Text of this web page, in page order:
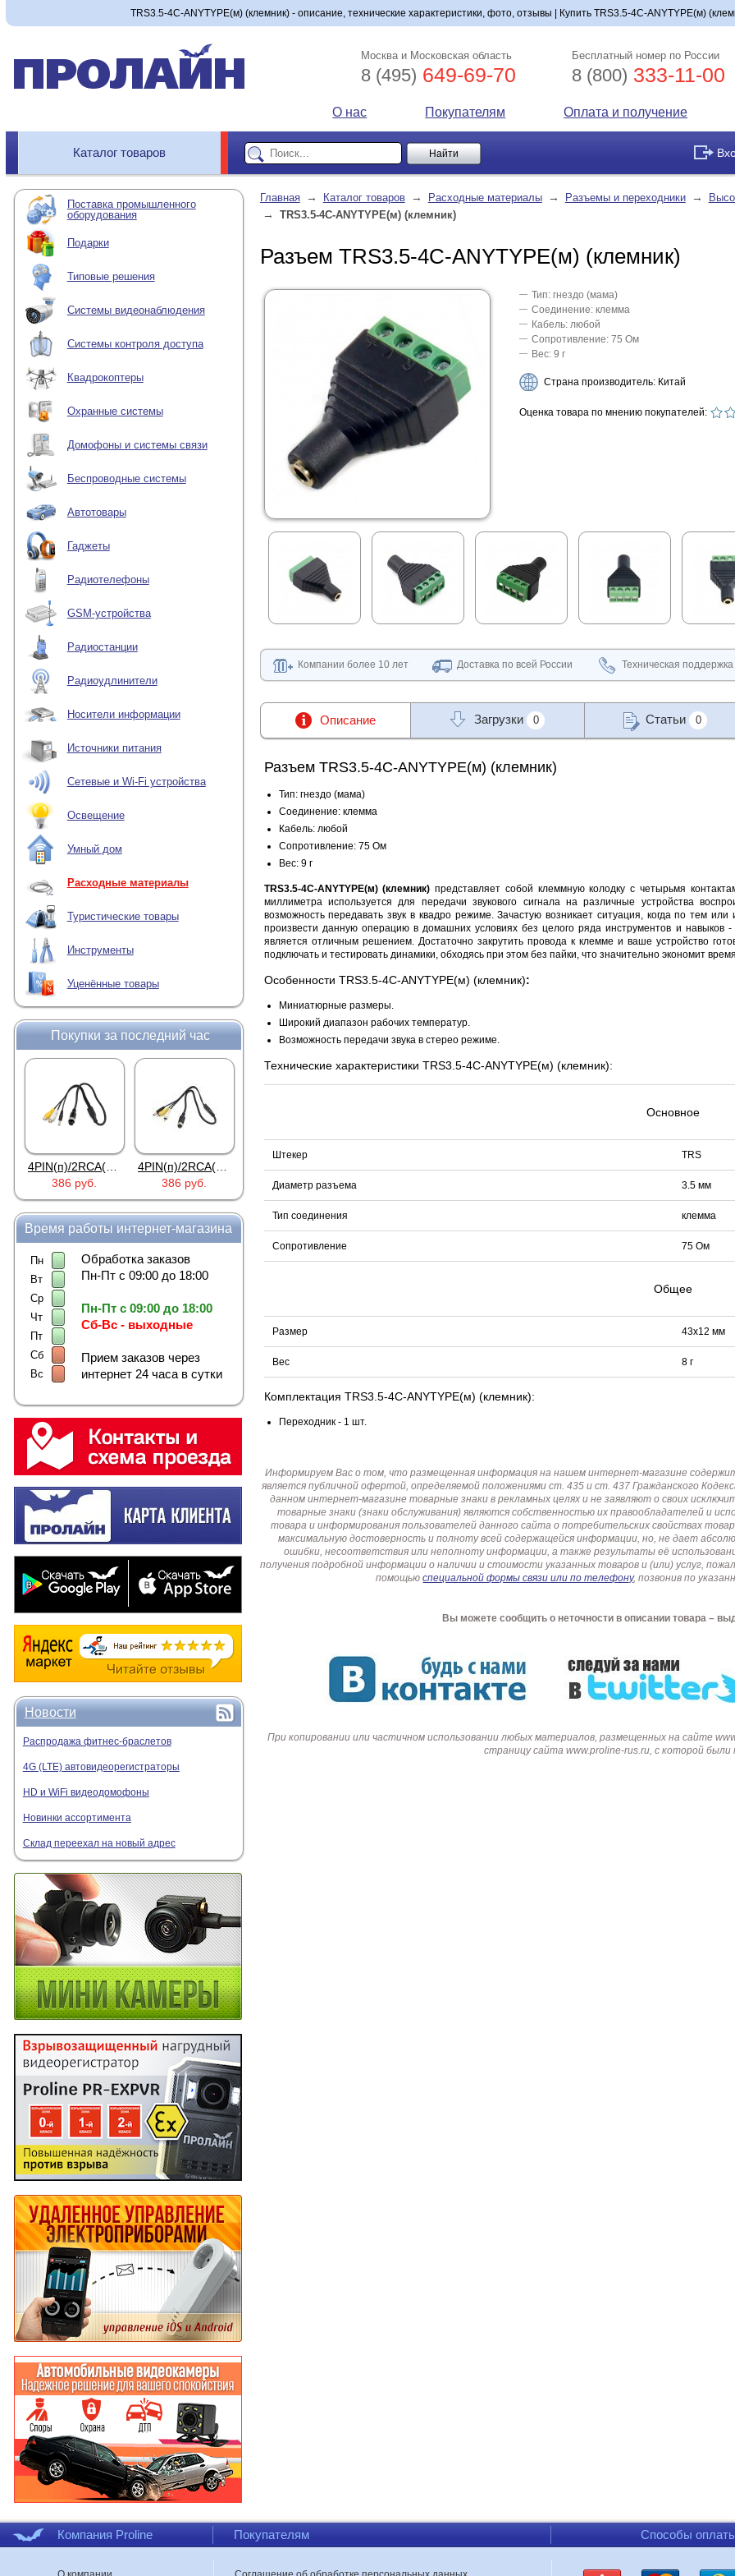
TRS3.5-4C-ANYTYPE(м) (клемник) - описание, технические характеристики, фото, отзывы | Купить TRS3.5-4C-ANYTYPE(м)
Москва и Московская область
8 (495) 649-69-70
Бесплатный номер по России
8 (800) 333-11-00
О нас Покупателям Оплата и получение
Каталог товаров
Поставка промышленного
оборудования
Подарки
Типовые решения
Системы видеонаблюдения
Системы контроля доступа
Квадрокоптеры
Охранные системы
Домофоны и системы связи
Беспроводные системы
Автотовары
Гаджеты
Радиотелефоны
GSM-устройства
Радиостанции
Радиоудлинители
Носители информации
Источники питания
Сетевые и Wi-Fi устройства
Освещение
Умный дом
Расходные материалы
Туристические товары
Инструменты
Уценённые товары
Покупки за последний час
4PIN(п)/2RCA(м)+DJK-11(п)
386 руб.
4PIN(п)/2RCA(п)+DJK-11(п)
386 руб.
97 руб.
Время работы интернет-магазина
Пн
Вт
Ср
Чт
Пт
Сб
Вс
Обработка заказов
Пн-Пт с 09:00 до 18:00
Пн-Пт с 09:00 до 18:00
Сб-Вс - выходные
Прием заказов через
интернет 24 часа в сутки
Новости
Распродажа фитнес-браслетов
4G (LTE) автовидеорегистраторы
HD и WiFi видеодомофоны
Новинки ассортимента
Склад переехал на новый адрес
Главная → Каталог товаров → Расходные материалы → Разъемы и переходники →
→ TRS3.5-4C-ANYTYPE(м) (клемник)
Разъем TRS3.5-4C-ANYTYPE(м) (клемник)
Тип: гнездо (мама)
Соединение: клемма
Кабель: любой
Сопротивление: 75 Ом
Вес: 9 г
Страна производитель: Китай
Оценка товара по мнению покупателей:
Компании более 10 лет Доставка по всей России Техническая поддержка
Описание Загрузки 0 Статьи 0
Разъем TRS3.5-4C-ANYTYPE(м) (клемник)
Тип: гнездо (мама)
Соединение: клемма
Кабель: любой
Сопротивление: 75 Ом
Вес: 9 г
TRS3.5-4C-ANYTYPE(м) (клемник) представляет собой клеммную колодку с четырьмя
миллиметра используется для передачи звукового сигнала на различные устройства
возможность передавать звук в квадро режиме. Зачастую возникает ситуация, когда по тем
произвести данную операцию в домашних условиях без целого ряда инструментов и навыков
является отличным решением. Достаточно закрутить провода к клемме и ваше устройство
подключать и тестировать динамики, обходясь при этом без пайки, что значительно экономит
Особенности TRS3.5-4C-ANYTYPE(м) (клемник):
Миниатюрные размеры.
Широкий диапазон рабочих температур.
Возможность передачи звука в стерео режиме.
Технические характеристики TRS3.5-4C-ANYTYPE(м) (клемник):
Основное
Штекер TRS
Диаметр разъема 3.5 мм
Тип соединения клемма
Сопротивление 75 Ом
Общее
Размер 43х12 мм
Вес 8 г
Комплектация TRS3.5-4C-ANYTYPE(м) (клемник):
Переходник - 1 шт.
Информируем Вас о том, что размещенная информация на нашем интернет-магазине
является публичной офертой, определяемой положениями ст. 435 и ст. 437 Гражданского
данном интернет-магазине товарные знаки в рекламных целях и не заявляют о своих
товарные знаки (знаки обслуживания) являются собственностью их правообладателей и
товара и информирования пользователей данного сайта о потребительских свойствах
максимальную достоверность и полноту всей содержащейся информации, но, не дает
ошибки, несоответствия или неполноту информации, а также результаты её
получения подробной информации о наличии и стоимости указанных товаров и (или) услуг,
помощьюспециальной формы связи или по телефону, позвонив по
Вы можете сообщить о неточности в описании товара –
При копировании или частичном использовании любых материалов, размещенных на сайте
страницу сайта www.proline-rus.ru, с которой
Компания Proline Покупателям Способы